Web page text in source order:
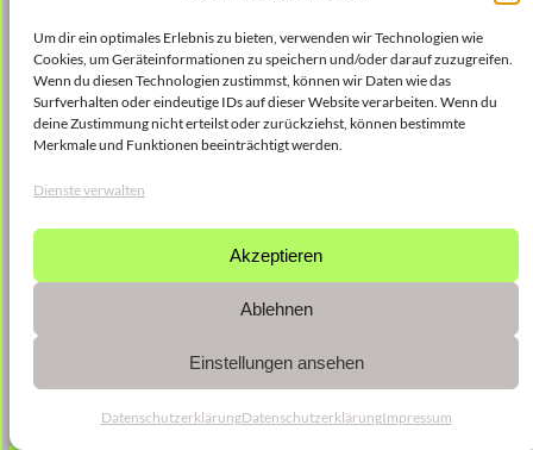
Um dir ein optimales Erlebnis zu bieten, verwenden wir Technologien wie
Cookies, um Geräteinformationen zu speichern und/oder darauf zuzugreifen.
Wenn du diesen Technologien zustimmst, können wir Daten wie das
Surfverhalten oder eindeutige IDs auf dieser Website verarbeiten. Wenn du
deine Zustimmung nicht erteilst oder zurückziehst, können bestimmte
Merkmale und Funktionen beeinträchtigt werden.
Dienste verwalten
Akzeptieren
Ablehnen
Einstellungen ansehen
DatenschutzerklärungDatenschutzerklärungImpressum